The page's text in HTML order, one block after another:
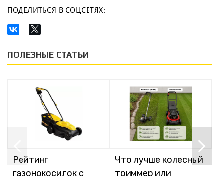
ПОДЕЛИТЬСЯ В СОЦСЕТЯХ:
ПОЛЕЗНЫЕ СТАТЬИ
Рейтинг
газонокосилок с
Что лучше колесный
триммер или